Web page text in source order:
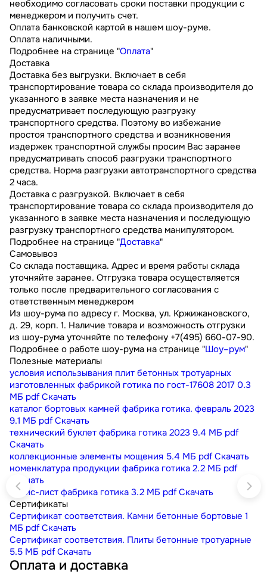
необходимо согласовать сроки поставки продукции с
менеджером и получить счет.
Оплата банковской картой в нашем шоу-руме.
Оплата наличными.
Подробнее на странице "Оплата"
Доставка
Доставка без выгрузки. Включает в себя
транспортирование товара со склада производителя до
указанного в заявке места назначения и не
предусматривает последующую разгрузку
транспортного средства. Поэтому во избежание
простоя транспортного средства и возникновения
издержек транспортной службы просим Вас заранее
предусматривать способ разгрузки транспортного
средства. Норма разгрузки автотранспортного средства
2 часа.
Доставка с разгрузкой. Включает в себя
транспортирование товара со склада производителя до
указанного в заявке места назначения и последующую
разгрузку транспортного средства манипулятором.
Подробнее на странице "Доставка"
Самовывоз
Со склада поставщика. Адрес и время работы склада
уточняйте заранее. Отгрузка товара осуществляется
только после предварительного согласования с
ответственным менеджером
Из шоу-рума по адресу г. Москва, ул. Кржижановского,
д. 29, корп. 1. Наличие товара и возможность отгрузки
из шоу-рума уточняйте по телефону +7(495) 660-07-90.
Подробнее о работе шоу-рума на странице "Шоу–рум"
Полезные материалы
условия использывания плит бетонных тротуарных
изготовленных фабрикой готика по гост-17608 2017 0.3
МБ pdf Скачать
каталог бортовых камней фабрика готика. февраль 2023
9.1 МБ pdf Скачать
технический буклет фабрика готика 2023 9.4 МБ pdf
Скачать
коллекционные элементы мощения 5.4 МБ pdf Скачать
номенклатура продукции фабрика готика 2.2 МБ pdf
Скачать
прайс-лист фабрика готика 3.2 МБ pdf Скачать
Сертификаты
Сертификат соответствия. Камни бетонные бортовые 1
МБ pdf Скачать
Сертификат соответствия. Плиты бетонные тротуарные
5.5 МБ pdf Скачать
Оплата и доставка